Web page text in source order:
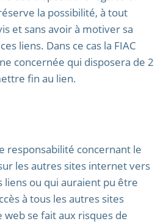
la possibilité, à tout
et sans avoir à motiver sa
liens. Dans ce cas la FIAC
concernée qui disposera de 2
fin au lien.
responsabilité concernant le
les autres sites internet vers
liens ou qui auraient pu être
à tous les autres sites
web se fait aux risques de